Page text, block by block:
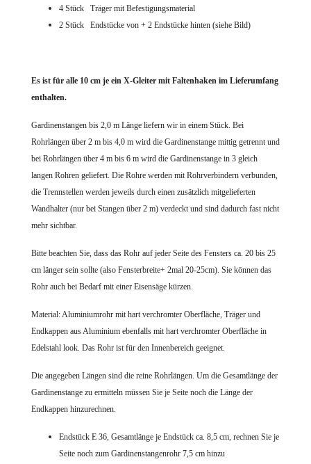
4 Stück Träger mit Befestigungsmaterial
2 Stück Endstücke von + 2 Endstücke hinten (siehe Bild)
Es ist für alle 10 cm je ein X-Gleiter mit Faltenhaken im Lieferumfang
enthalten.
Gardinenstangen bis 2,0 m Länge liefern wir in einem Stück. Bei
Rohrlängen über 2 m bis 4,0 m wird die Gardinenstange mittig getrennt und
bei Rohrlängen über 4 m bis 6 m wird die Gardinenstange in 3 gleich
langen Rohren geliefert. Die Rohre werden mit Rohrverbindern verbunden,
die Trennstellen werden jeweils durch einen zusätzlich mitgelieferten
Wandhalter (nur bei Stangen über 2 m) verdeckt und sind dadurch fast nicht
mehr sichtbar.
Bitte beachten Sie, dass das Rohr auf jeder Seite des Fensters ca. 20 bis 25
cm länger sein sollte (also Fensterbreite+ 2mal 20-25cm). Sie können das
Rohr auch bei Bedarf mit einer Eisensäge kürzen.
Material: Aluminiumrohr mit hart verchromter Oberfläche, Träger und
Endkappen aus Aluminium ebenfalls mit hart verchromter Oberfläche in
Edelstahl look. Das Rohr ist für den Innenbereich geeignet.
Die angegeben Längen sind die reine Rohrlängen. Um die Gesamtlänge der
Gardinenstange zu ermitteln müssen Sie je Seite noch die Länge der
Endkappen hinzurechnen.
Endstück E 36, Gesamtlänge je Endstück ca. 8,5 cm, rechnen Sie je
Seite noch zum Gardinenstangenrohr 7,5 cm hinzu